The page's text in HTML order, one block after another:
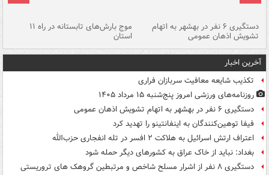
دستگیری ۶ نفر در بهشهر به اتهام
تشویش اذهان عمومی
موج بارش‌های تابستانه در راه ۱۱
استان
آخرین اخبار
تکذیب شایعه معافیت سربازان فراری
روزنامه‌های ورزشی امروز پنج‌شنبه ۱۵ مرداد ۱۴۰۵
دستگیری ۶ نفر در بهشهر به اتهام تشویش اذهان عمومی
فیفا توهین‌کنندگان به اینفانتینو را تهدید کرد
اعتراف ارتش اسرائیل به هلاکت ۲ افسر در تله انفجاری حزب‌الله
بغداد: نباید از خاک عراق به کشورهای دیگر حمله شود
دستگیری ۸ نفر از اشرار مسلح شاخص و مرتبطین گروهک های تروریستی